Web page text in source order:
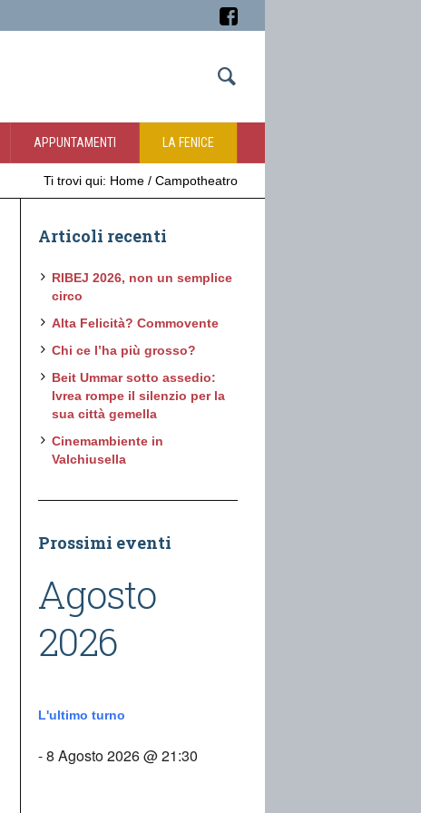
APPUNTAMENTI LA FENICE
Ti trovi qui: Home / Campotheatro
Office 365
Articoli recenti
RIBEJ 2026, non un semplice
circo
Alta Felicità? Commovente
Chi ce l’ha più grosso?
Beit Ummar sotto assedio:
Ivrea rompe il silenzio per la
sua città gemella
Cinemambiente in
Valchiusella
Prossimi eventi
Agosto
2026
L'ultimo turno
- 8 Agosto 2026 @ 21:30